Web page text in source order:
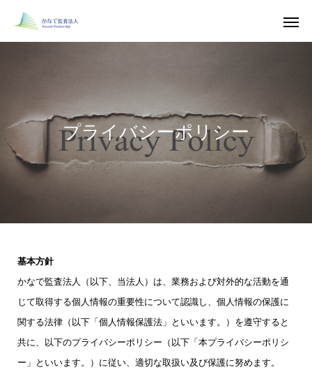
プライバシーポリシー
基本方針
かなで監査法人（以下、当法人）は、業務および対外的な活動を通
じて取得する個人情報の重要性について認識し、個人情報の保護に
関する法律（以下「個人情報保護法」といいます。）を遵守すると
共に、以下のプライバシーポリシー（以下「本プライバシーポリシ
ー」といいます。）に従い、適切な取扱い及び保護に努めます。